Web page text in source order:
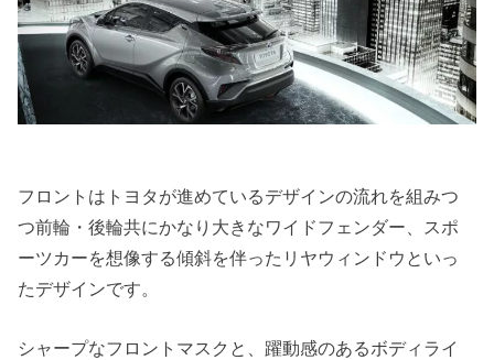
フロントはトヨタが進めているデザインの流れを組みつ
つ前輪・後輪共にかなり大きなワイドフェンダー、スポ
ーツカーを想像する傾斜を伴ったリヤウィンドウといっ
たデザインです。
シャープなフロントマスクと、躍動感のあるボディライ